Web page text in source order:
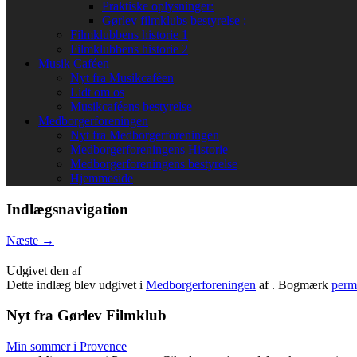
Praktiske oplysninger:
Gørlev filmklubs bestyrelse :
Filmklubbens historie 1
Filmklubbens historie 2
Musik Caféen
Nyt fra Musikcaféen
Lidt om os
Musikcaféens bestyrelse
Medborgerforeningen
Nyt fra Medborgerforeningen
Medborgerforeningens Historie
Medborgerforeningens bestyrelse
Hjemmeside
Indlægsnavigation
Næste →
Udgivet den af
Dette indlæg blev udgivet i Medborgerforeningen af . Bogmærk
Nyt fra Gørlev Filmklub
Min sommer i Provence